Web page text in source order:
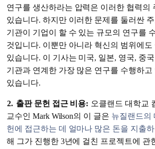
연구를 생산하라는 압력은 이러한 협력의
있습니다. 하지만 이러한 문제를 둘러싼
기관이 기업이 할 수 있는 규모의 연구를
것입니다. 이뿐만 아니라 혁신의 범위에
있습니다. 이 기사는 미국, 일본, 영국, 중국
기관과 연계한 가장 많은 연구를 수행하고
있습니다.
2. 출판 문헌 접근 비용: 오클랜드 대학교
교수인 Mark Wilson의 이 글은 뉴질랜드의
헌에 접근하는 데 얼마나 많은 돈을 지출하
해 그가 진행한 3년에 걸친 프로젝트에 관